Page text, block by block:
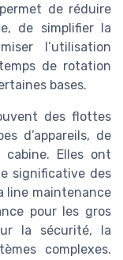
de réduire
de simplifier la
l’utilisation
de rotation
bases.
des flottes
d’appareils, de
Elles ont
significative des
line maintenance
pour les gros
la sécurité, la
complexes.